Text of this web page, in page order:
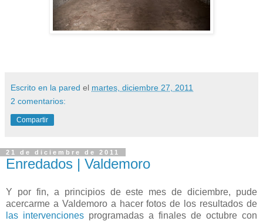
Escrito en la pared el martes, diciembre 27, 2011
2 comentarios:
Compartir
21 de diciembre de 2011
Enredados | Valdemoro
Y por fin, a principios de este mes de diciembre, pude
acercarme a Valdemoro a hacer fotos de los resultados de
las intervenciones programadas a finales de octubre con